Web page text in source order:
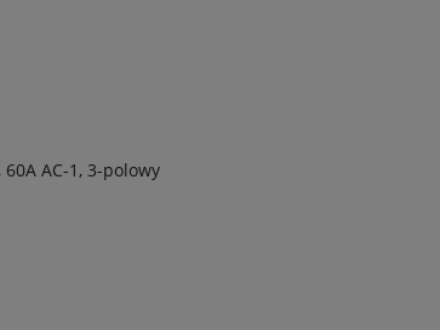
60A AC-1, 3-polowy